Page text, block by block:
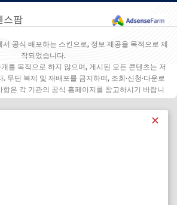
스팜
공식 배포하는 스킨으로, 정보 제공을 목적으로 제
작되었습니다.
를 목적으로 하지 않으며, 게시된 모든 콘텐츠는 저
무단 복제 및 재배포를 금지하며, 조회·신청·다운로
은 각 기관의 공식 홈페이지를 참고하시기 바랍니
✕